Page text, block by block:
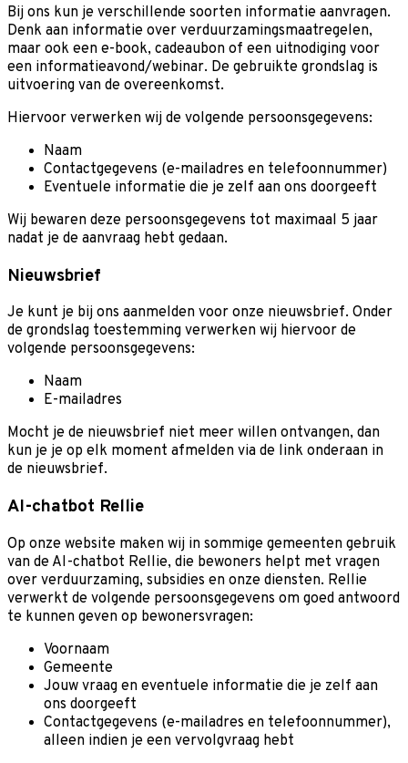
Bij ons kun je verschillende soorten informatie aanvragen.
Denk aan informatie over verduurzamingsmaatregelen,
maar ook een e-book, cadeaubon of een uitnodiging voor
een informatieavond/webinar. De gebruikte grondslag is
uitvoering van de overeenkomst.
Hiervoor verwerken wij de volgende persoonsgegevens:
Naam
Contactgegevens (e-mailadres en telefoonnummer)
Eventuele informatie die je zelf aan ons doorgeeft
Wij bewaren deze persoonsgegevens tot maximaal 5 jaar
nadat je de aanvraag hebt gedaan.
Nieuwsbrief
Je kunt je bij ons aanmelden voor onze nieuwsbrief. Onder
de grondslag toestemming verwerken wij hiervoor de
volgende persoonsgegevens:
Naam
E-mailadres
Mocht je de nieuwsbrief niet meer willen ontvangen, dan
kun je je op elk moment afmelden via de link onderaan in
de nieuwsbrief.
AI-chatbot Rellie
Op onze website maken wij in sommige gemeenten gebruik
van de AI-chatbot Rellie, die bewoners helpt met vragen
over verduurzaming, subsidies en onze diensten. Rellie
verwerkt de volgende persoonsgegevens om goed antwoord
te kunnen geven op bewonersvragen:
Voornaam
Gemeente
Jouw vraag en eventuele informatie die je zelf aan
ons doorgeeft
Contactgegevens (e-mailadres en telefoonnummer),
alleen indien je een vervolgvraag hebt